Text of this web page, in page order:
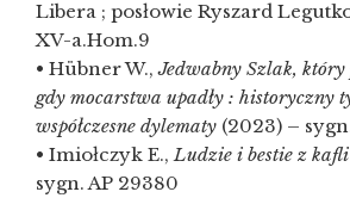
Libera ; posłowie Ryszard
XV-a.Hom.9
• Hübner W., Jedwabny Szlak, który
gdy mocarstwa upadły : historyczny
współczesne dylematy (2023) –
• Imiołczyk E., Ludzie i bestie z
sygn. AP 29380